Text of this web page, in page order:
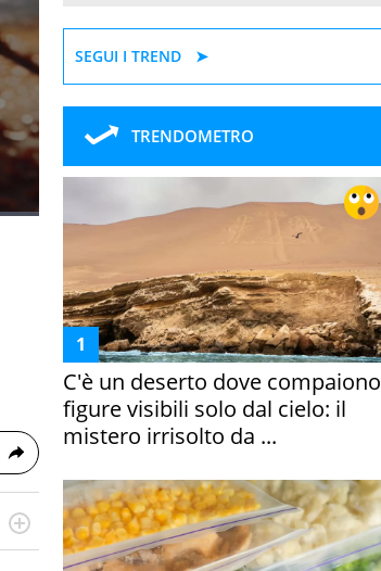
in
SEGUI I TREND
TRENDOMETRO
C'è un deserto dove compaiono
figure visibili solo dal cielo: il
mistero irrisolto da ...